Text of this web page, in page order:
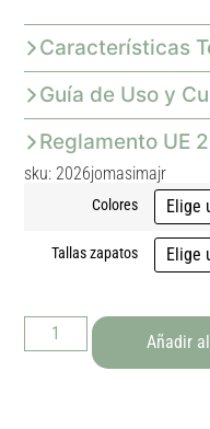
Características
Guía de Uso y
Reglamento UE
sku: 2026jomasimajr
Colores
Tallas zapatos
Añadir